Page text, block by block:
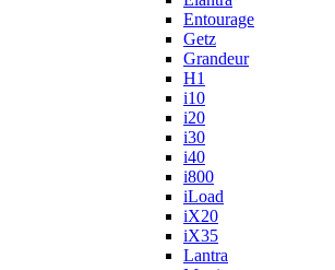
Entourage
Getz
Grandeur
H1
i10
i20
i30
i40
i800
iLoad
iX20
iX35
Lantra